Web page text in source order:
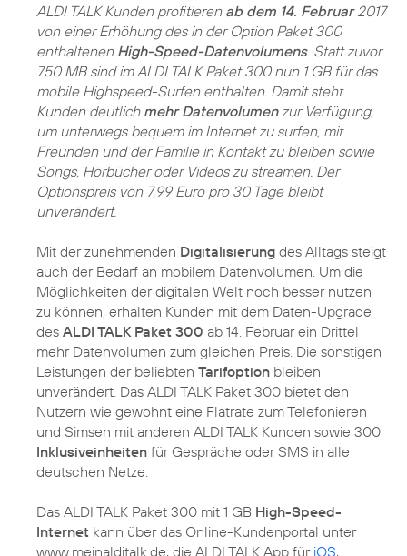
ALDI TALK Kunden profitieren ab dem 14. Februar2017
von einer Erhöhung des in der Option Paket 300
enthaltenen High-Speed-Datenvolumens. Statt zuvor
750 MB sind im ALDI TALK Paket 300 nun 1 GB für das
mobile Highspeed-Surfen enthalten. Damit steht
Kunden deutlich mehr Datenvolumenzur Verfügung,
um unterwegs bequem im Internet zu surfen, mit
Freunden und der Familie in Kontakt zu bleiben sowie
Songs, Hörbücher oder Videos zu streamen. Der
Optionspreis von 7,99 Euro pro 30 Tage bleibt
unverändert.
Mit der zunehmenden Digitalisierung des Alltags steigt
auch der Bedarf an mobilem Datenvolumen. Um die
Möglichkeiten der digitalen Welt noch besser nutzen
zu können, erhalten Kunden mit dem Daten-Upgrade
des ALDI TALK Paket 300 ab 14. Februar ein Drittel
mehr Datenvolumen zum gleichen Preis. Die sonstigen
Leistungen der beliebten Tarifoption bleiben
unverändert. Das ALDI TALK Paket 300 bietet den
Nutzern wie gewohnt eine Flatrate zum Telefonieren
und Simsen mit anderen ALDI TALK Kunden sowie 300
Inklusiveinheiten für Gespräche oder SMS in alle
deutschen Netze.
Das ALDI TALK Paket 300 mit 1 GB High-Speed-
Internet kann über das Online-Kundenportal unter
www.meinalditalk.de, die ALDI TALK App für iOS,